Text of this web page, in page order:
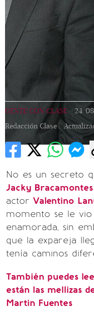
GENTE CON CLASE 24/
Redacción Clase |
No es un secreto
Jacky Bracamontes
actor Valentino
momento se le
enamorada, sin
que la expareja
tenía caminos
También puedes
están las mellizas
Martin Fuentes